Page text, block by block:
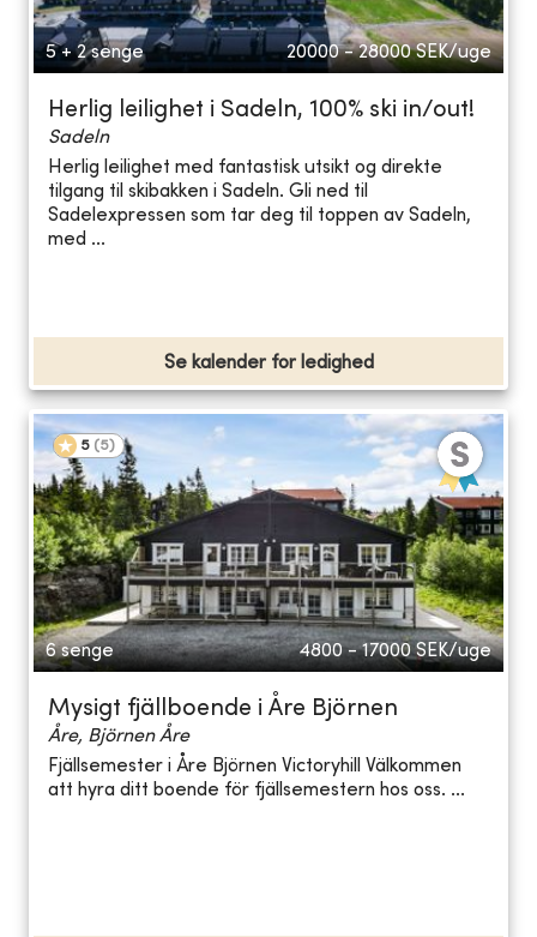
5 + 2 senge 20000 - 28000 SEK/uge
Herlig leilighet i Sadeln, 100% ski in/out!
Sadeln
Herlig leilighet med fantastisk utsikt og direkte
tilgang til skibakken i Sadeln. Gli ned til
Sadelexpressen som tar deg til toppen av Sadeln,
med ...
Se kalender for ledighed
5 (5)
6 senge 4800 - 17000 SEK/uge
Mysigt fjällboende i Åre Björnen
Åre, Björnen Åre
Fjällsemester i Åre Björnen Victoryhill Välkommen
att hyra ditt boende för fjällsemestern hos oss. ...